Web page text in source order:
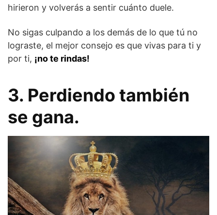
hirieron y volverás a sentir cuánto duele.
No sigas culpando a los demás de lo que tú no
lograste, el mejor consejo es que vivas para ti y
por ti, ¡no te rindas!
3. Perdiendo también
se gana.